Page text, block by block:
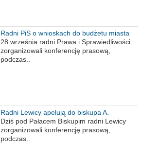
Radni PiS o wnioskach do budżetu miasta
na 2021 rok
28 września radni Prawa i Sprawiedliwości
zorganizowali konferencję prasową,
podczas..
Radni Lewicy apelują do biskupa A.
Wiesława Meringa
Dziś pod Pałacem Biskupim radni Lewicy
zorganizowali konferencję prasową,
podczas..